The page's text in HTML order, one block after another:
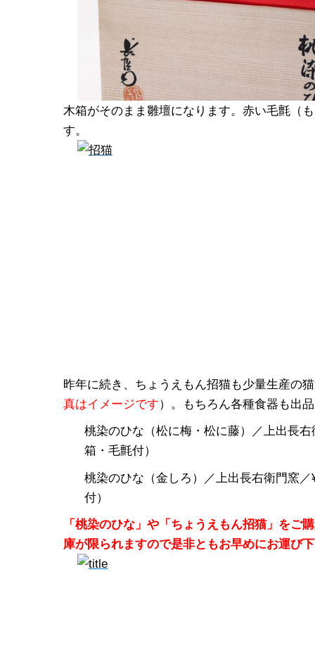
木箱がそのまま雛壇になります。赤い毛氈（
す。
昨年に続き、ちょうえもん招猫も少量生産の
真はイメージです）。もちろん各種食器も出
桃染のひな（松に梅・松に藤）／上出長
箱・毛氈付）
桃染のひな（金しろ）／上出長右衛門窯
付）
「桃染のひな」や「ちょうえもん招猫」をご
庫が限られますので是非ともお早めにお運び